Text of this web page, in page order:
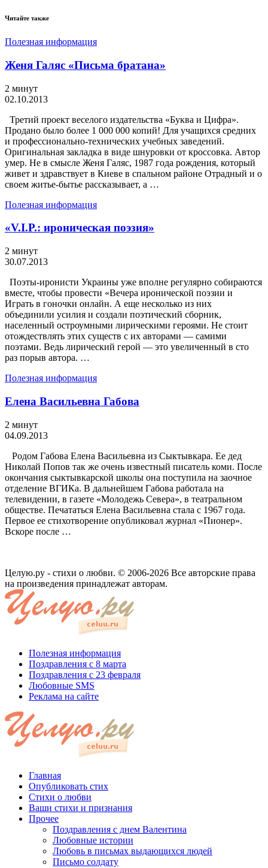
Читайте также
Полезная информация
Женя Галяс «Письма братана»
2 минут
02.10.2013
Третий проект веселого издательства «Буква и Цифра».
Продано было более 1 000 000 копий! Для учащихся средних
и профессионально-технических учебных заведений.
Оригинальная закладка в виде шнуровки от кроссовка. Автор
умер. Не в смысле Женя Галяс, 1987 года рождения, который
живет и здравствует в Киеве в спальном районе Отрадный и о
своем житье-бытье рассказывает, а …
Полезная информация
«V.I.P.: ироническая поэзия»
2 минут
30.07.2013
Поэты-иронисти Украины уже вполне регулярно собираются
вместе, чтобы провести «Вечера иронической поэзии и
Играть в гоночки онлайн. А еще несколько из них
объединили усилия и создали поэтический сборник,
населенный остроумными лирическими героями. Не стоит
отождествлять этих существ с их авторами — самими
поэтами. Ведь лирический герой — это увеличенный в сто
раз порыв автора. …
Полезная информация
Елена Васильевна Габова
2 минут
04.09.2013
Родом Габова Елена Васильевна из Сыктывкара. Ее дед
Николай Попов так же очень известный писатель коми. После
окончания сыктывкарской школы она поступила на заочное
отделение ВГИКа. В дальнейшем Габова работала на
телевидении, в газете «Молодежь Севера», в театральном
обществе. Печататься Елена Васильевна стала с 1967 года.
Первое ее стихотворение опубликовал журнал «Пионер».
Вскоре после …
Целую.ру - стихи о любви. © 2006-2026 Все авторские права
на произведения принадлежат авторам.
Полезная информация
Поздравления с 8 марта
Поздравления с 23 февраля
Любовные SMS
Реклама на сайте
Главная
Опубликовать стих
Стихи о любви
Ваши стихи и признания
Прочее
Поздравления с днем Валентина
Любовные истории
Любовь в письмах выдающихся людей
Письмо солдату